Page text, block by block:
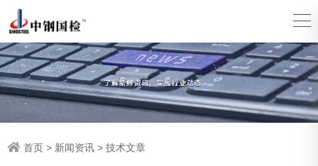
首页 > 新闻资讯 > 技术文章